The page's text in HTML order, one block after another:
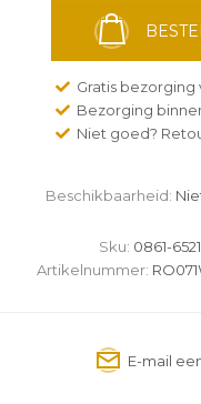
Gratis bezorging
Bezorging
Niet goed?
Beschikbaarheid:
Sku: 0861-
Artikelnummer: